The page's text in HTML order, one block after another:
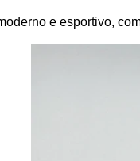
e esportivo,